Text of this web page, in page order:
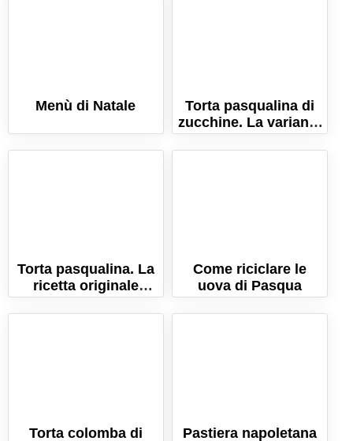
Menù di Natale
Torta pasqualina di
zucchine. La variante
delicata della torta
pasquale genovese!
Torta pasqualina. La
ricetta originale
genovese! (con
trucchi e consigli)
Come riciclare le
uova di Pasqua
Torta colomba di Pastiera napoletana